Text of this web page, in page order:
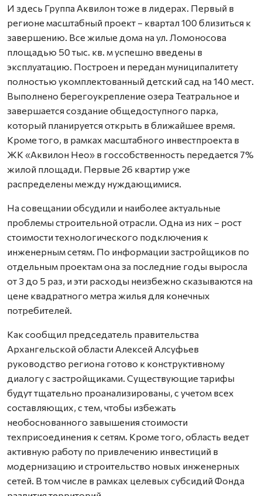
И здесь Группа Аквилон тоже в лидерах. Первый в
регионе масштабный проект – квартал 100 близиться к
завершению. Все жилые дома на ул. Ломоносова
площадью 50 тыс. кв. м успешно введены в
эксплуатацию. Построен и передан муниципалитету
полностью укомплектованный детский сад на 140 мест.
Выполнено берегоукрепление озера Театральное и
завершается создание общедоступного парка,
который планируется открыть в ближайшее время.
Кроме того, в рамках масштабного инвестпроекта в
ЖК «Аквилон Нео» в госсобственность передается 7%
жилой площади. Первые 26 квартир уже
распределены между нуждающимися.
На совещании обсудили и наиболее актуальные
проблемы строительной отрасли. Одна из них – рост
стоимости технологического подключения к
инженерным сетям. По информации застройщиков по
отдельным проектам она за последние годы выросла
от 3 до 5 раз, и эти расходы неизбежно сказываются на
цене квадратного метра жилья для конечных
потребителей.
Как сообщил председатель правительства
Архангельской области Алексей Алсуфьев
руководство региона готово к конструктивному
диалогу с застройщиками. Существующие тарифы
будут тщательно проанализированы, с учетом всех
составляющих, с тем, чтобы избежать
необоснованного завышения стоимости
техприсоединения к сетям. Кроме того, область ведет
активную работу по привлечению инвестиций в
модернизацию и строительство новых инженерных
сетей. В том числе в рамках целевых субсидий Фонда